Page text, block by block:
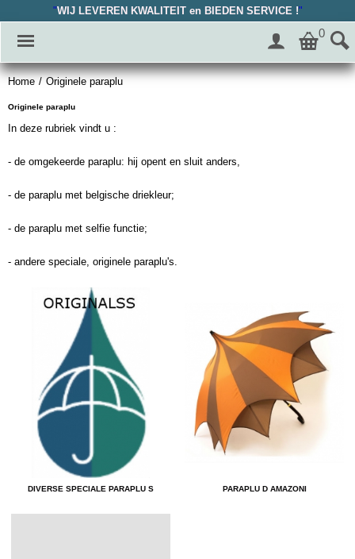
"WIJ LEVEREN KWALITEIT en BIEDEN SERVICE !"
0
Home / Originele paraplu
Originele paraplu
In deze rubriek vindt u :
- de omgekeerde paraplu: hij opent en sluit anders,
- de paraplu met belgische driekleur;
- de paraplu met selfie functie;
- andere speciale, originele paraplu's.
DIVERSE SPECIALE PARAPLU S PARAPLU D AMAZONI